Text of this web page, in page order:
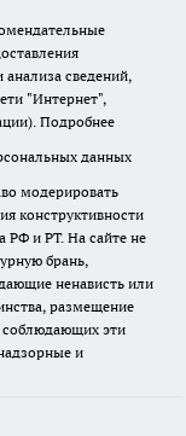
сведений,
"Интернет",
Подробнее
данных
модерировать
конструктивности
РФ и РТ. На сайте не
брань,
ненависть или
размещение
соблюдающих эти
и